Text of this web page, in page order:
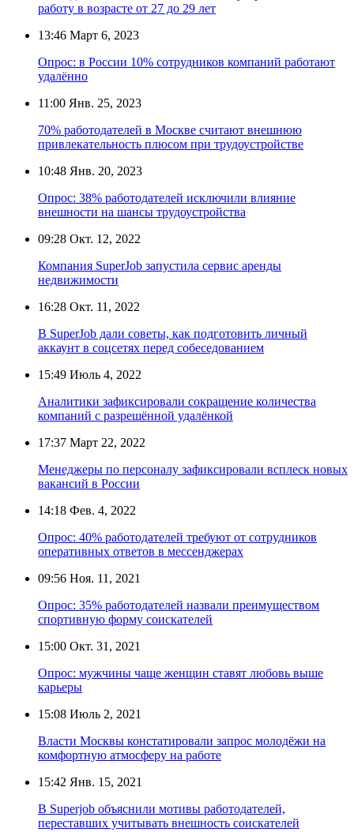
работу в возрасте от 27 до 29 лет
13:46 Март 6, 2023
Опрос: в России 10% сотрудников компаний работают
удалённо
11:00 Янв. 25, 2023
70% работодателей в Москве считают внешнюю
привлекательность плюсом при трудоустройстве
10:48 Янв. 20, 2023
Опрос: 38% работодателей исключили влияние
внешности на шансы трудоустройства
09:28 Окт. 12, 2022
Компания SuperJob запустила сервис аренды
недвижимости
16:28 Окт. 11, 2022
В SuperJob дали советы, как подготовить личный
аккаунт в соцсетях перед собеседованием
15:49 Июль 4, 2022
Аналитики зафиксировали сокращение количества
компаний с разрешённой удалёнкой
17:37 Март 22, 2022
Менеджеры по персоналу зафиксировали всплеск новых
вакансий в России
14:18 Фев. 4, 2022
Опрос: 40% работодателей требуют от сотрудников
оперативных ответов в мессенджерах
09:56 Ноя. 11, 2021
Опрос: 35% работодателей назвали преимуществом
спортивную форму соискателей
15:00 Окт. 31, 2021
Опрос: мужчины чаще женщин ставят любовь выше
карьеры
15:08 Июль 2, 2021
Власти Москвы констатировали запрос молодёжи на
комфортную атмосферу на работе
15:42 Янв. 15, 2021
В Superjob объяснили мотивы работодателей,
переставших учитывать внешность соискателей